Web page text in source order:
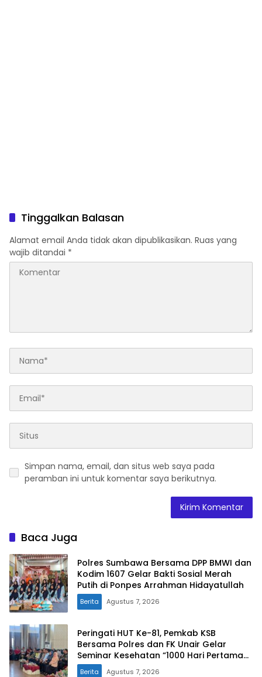
Tinggalkan Balasan
Alamat email Anda tidak akan dipublikasikan. Ruas yang
wajib ditandai *
Simpan nama, email, dan situs web saya pada
peramban ini untuk komentar saya berikutnya.
Baca Juga
Polres Sumbawa Bersama DPP BMWI dan
Kodim 1607 Gelar Bakti Sosial Merah
Putih di Ponpes Arrahman Hidayatullah
Berita Agustus 7, 2026
Peringati HUT Ke-81, Pemkab KSB
Bersama Polres dan FK Unair Gelar
Seminar Kesehatan “1000 Hari Pertama
Kehidupan”
Berita Agustus 7, 2026